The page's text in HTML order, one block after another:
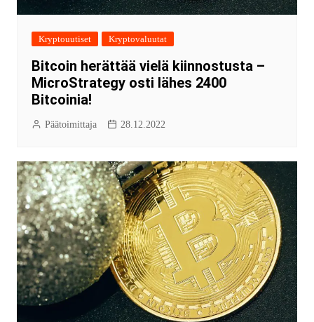
Kryptouutiset Kryptovaluutat
Bitcoin herättää vielä kiinnostusta –
MicroStrategy osti lähes 2400
Bitcoinia!
Päätoimittaja 28.12.2022